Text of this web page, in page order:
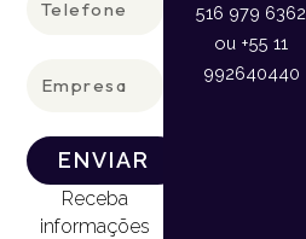
ENVIAR
Receba
informações
516 979 6362
ou +55 11
992640440